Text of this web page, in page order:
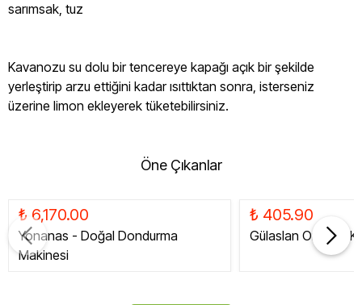
sarımsak, tuz
Kavanozu su dolu bir tencereye kapağı açık bir şekilde
yerleştirip arzu ettiğini kadar ısıttıktan sonra, isterseniz
üzerine limon ekleyerek tüketebilirsiniz.
Öne Çıkanlar
₺ 6,170.00
Yonanas - Doğal Dondurma
Makinesi
₺ 405.90
Gülaslan Organik